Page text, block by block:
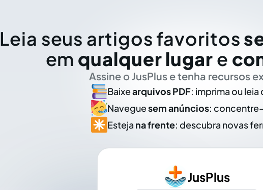
Leia seus artigos favoritos
em qualquer lugar e
Assine o JusPlus e tenha recursos
Baixearquivos PDF: imprima ou leia
Naveguesem anúncios:
Esteja na frente: descubra novas
JusPlus